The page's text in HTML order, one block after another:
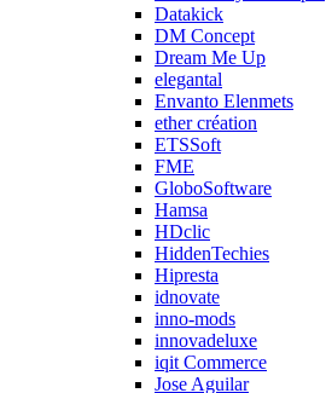
Datakick
DM Concept
Dream Me Up
elegantal
Envanto Elenmets
ether création
ETSSoft
FME
GloboSoftware
Hamsa
HDclic
HiddenTechies
Hipresta
idnovate
inno-mods
innovadeluxe
iqit Commerce
Jose Aguilar